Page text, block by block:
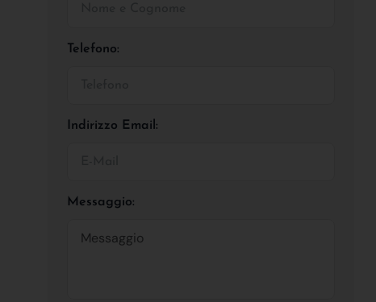
Telefono:
Indirizzo Email:
Messaggio: